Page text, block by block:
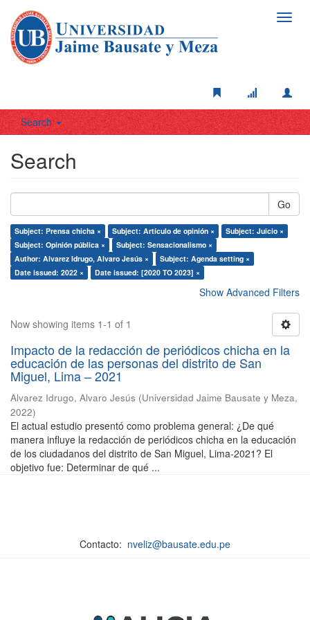
Search
Search
Go
Subject: Prensa chicha × Subject: Artículo de opinión ×
Subject: Juicio ×
Subject: Opinión pública ×
Subject: Sensacionalismo ×
Author: Alvarez Idrugo, Alvaro Jesús ×
Subject: Agenda setting ×
Date issued: 2022 ×
Date issued: [2020 TO 2023] ×
Show Advanced Filters
Now showing items 1-1 of 1
Impacto de la redacción de periódicos chicha en la
educación de las personas del distrito de San
Miguel, Lima – 2021
Alvarez Idrugo, Alvaro Jesús (Universidad Jaime Bausate y Meza,
2022)
El actual estudio presentó como problema general: ¿De qué
manera influye la redacción de periódicos chicha en la educación
de los ciudadanos del distrito de San Miguel, Lima-2021? El
objetivo fue: Determinar de qué ...
Contacto: nveliz@bausate.edu.pe